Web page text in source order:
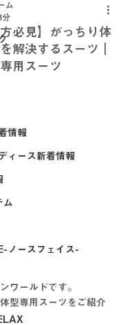
情報
ィース新着情報
ム
ノースフェイス-
必見】がっちり体
解決するスーツ｜
用スーツ
ム
分
ワールドです。
型専用スーツをご紹介